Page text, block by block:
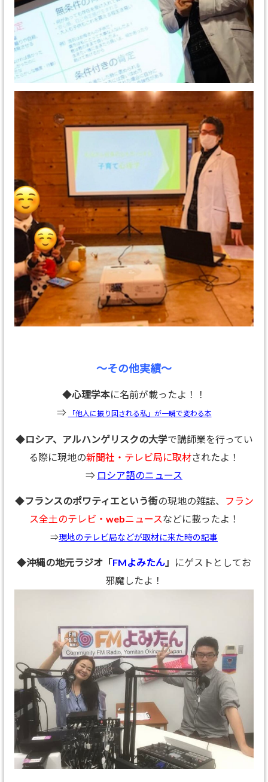
～その他実績～
◆心理学本に名前が載ったよ！！
⇒
「他人に振り回される私」が一瞬で変わる本
◆ロシア、アルハンゲリスクの大学で講師業を行ってい
る際に現地の新聞社・テレビ局に取材されたよ！
⇒ ロシア語のニュース
◆フランスのポワティエという街の現地の雑誌、
フラン
ス全土のテレビ・webニュース などに載ったよ！
⇒現地のテレビ局などが取材に来た時の記事
◆沖縄の地元ラジオ「FMよみたん 」
にゲストとしてお
邪魔したよ！